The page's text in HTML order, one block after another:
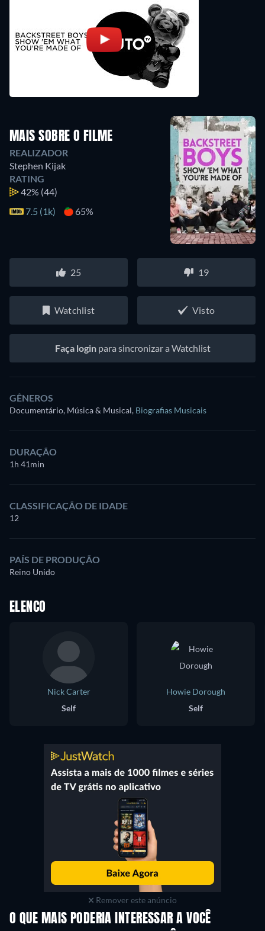
MAIS SOBRE O FILME
REALIZADOR
Stephen Kijak
RATING
42% (44)
7.5 (1k)
65%
25 19
Watchlist Visto
Faça loginpara sincronizar a Watchlist
GÊNEROS
Documentário, Música & Musical, Biografias Musicais
DURAÇÃO
1h 41min
CLASSIFICAÇÃO DE IDADE
12
PAÍS DE PRODUÇÃO
Reino Unido
ELENCO
Nick Carter
Self
Howie Dorough
Self
Remover este anúncio
O QUE MAIS PODERIA INTERESSAR A VOCÊ